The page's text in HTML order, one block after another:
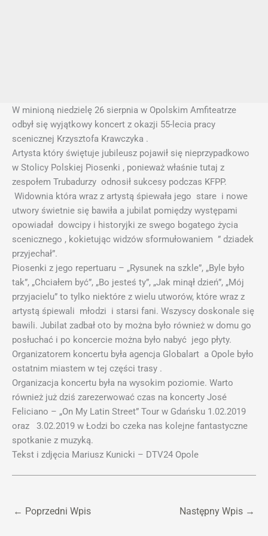
W minioną niedzielę 26 sierpnia w Opolskim Amfiteatrze
odbył się wyjątkowy koncert z okazji 55-lecia pracy
scenicznej Krzysztofa Krawczyka .
Artysta który świętuje jubileusz pojawił się nieprzypadkowo
w Stolicy Polskiej Piosenki , ponieważ właśnie tutaj z
zespołem Trubadurzy odnosił sukcesy podczas KFPP.
Widownia która wraz z artystą śpiewała jego stare i nowe
utwory świetnie się bawiła a jubilat pomiędzy występami
opowiadał dowcipy i historyjki ze swego bogatego życia
scenicznego , kokietując widzów sformułowaniem ” dziadek
przyjechał”.
Piosenki z jego repertuaru – „Rysunek na szkle”, „Byle było
tak”, „Chciałem być”, „Bo jesteś ty”, „Jak minął dzień”, „Mój
przyjacielu” to tylko niektóre z wielu utworów, które wraz z
artystą śpiewali młodzi i starsi fani. Wszyscy doskonale się
bawili. Jubilat zadbał oto by można było również w domu go
posłuchać i po koncercie można było nabyć jego płyty.
Organizatorem koncertu była agencja Globalart a Opole było
ostatnim miastem w tej części trasy .
Organizacja koncertu była na wysokim poziomie. Warto
również już dziś zarezerwować czas na koncerty José
Feliciano – „On My Latin Street” Tour w Gdańsku 1.02.2019
oraz 3.02.2019 w Łodzi bo czeka nas kolejne fantastyczne
spotkanie z muzyką.
Tekst i zdjęcia Mariusz Kunicki – DTV24 Opole
← Poprzedni Wpis Następny Wpis →